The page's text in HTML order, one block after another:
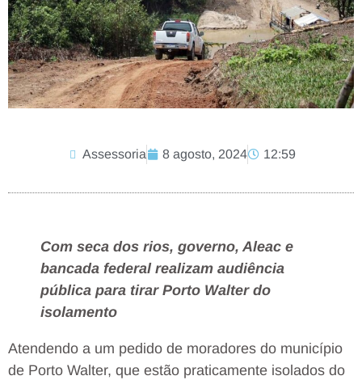
Assessoria 8 agosto, 2024 12:59
Com seca dos rios, governo, Aleac e
bancada federal realizam audiência
pública para tirar Porto Walter do
isolamento
Atendendo a um pedido de moradores do município
de Porto Walter, que estão praticamente isolados do